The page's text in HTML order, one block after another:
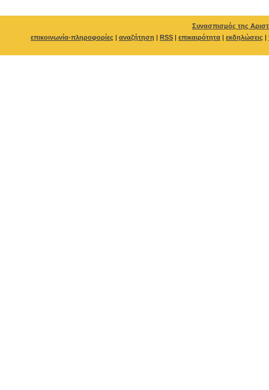
Συνασπισμός της
επικοινωνία-πληροφορίες | αναζήτηση | RSS | επικαιρότητα | εκδηλώσεις |